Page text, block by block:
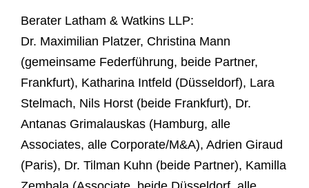
Berater Latham & Watkins LLP:
Dr. Maximilian Platzer, Christina Mann
(gemeinsame Federführung, beide Partner,
Frankfurt), Katharina Intfeld (Düsseldorf), Lara
Stelmach, Nils Horst (beide Frankfurt), Dr.
Antanas Grimalauskas (Hamburg, alle
Associates, alle Corporate/M&A), Adrien Giraud
(Paris), Dr. Tilman Kuhn (beide Partner), Kamilla